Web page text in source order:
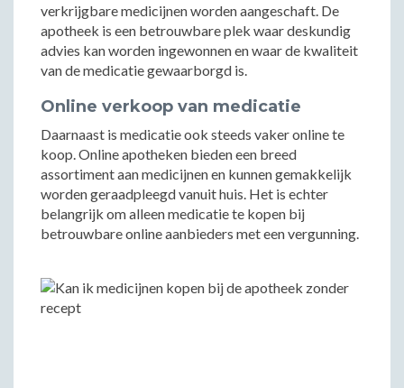
verkrijgbare medicijnen worden aangeschaft. De
apotheek is een betrouwbare plek waar deskundig
advies kan worden ingewonnen en waar de kwaliteit
van de medicatie gewaarborgd is.
Online verkoop van medicatie
Daarnaast is medicatie ook steeds vaker online te
koop. Online apotheken bieden een breed
assortiment aan medicijnen en kunnen gemakkelijk
worden geraadpleegd vanuit huis. Het is echter
belangrijk om alleen medicatie te kopen bij
betrouwbare online aanbieders met een vergunning.